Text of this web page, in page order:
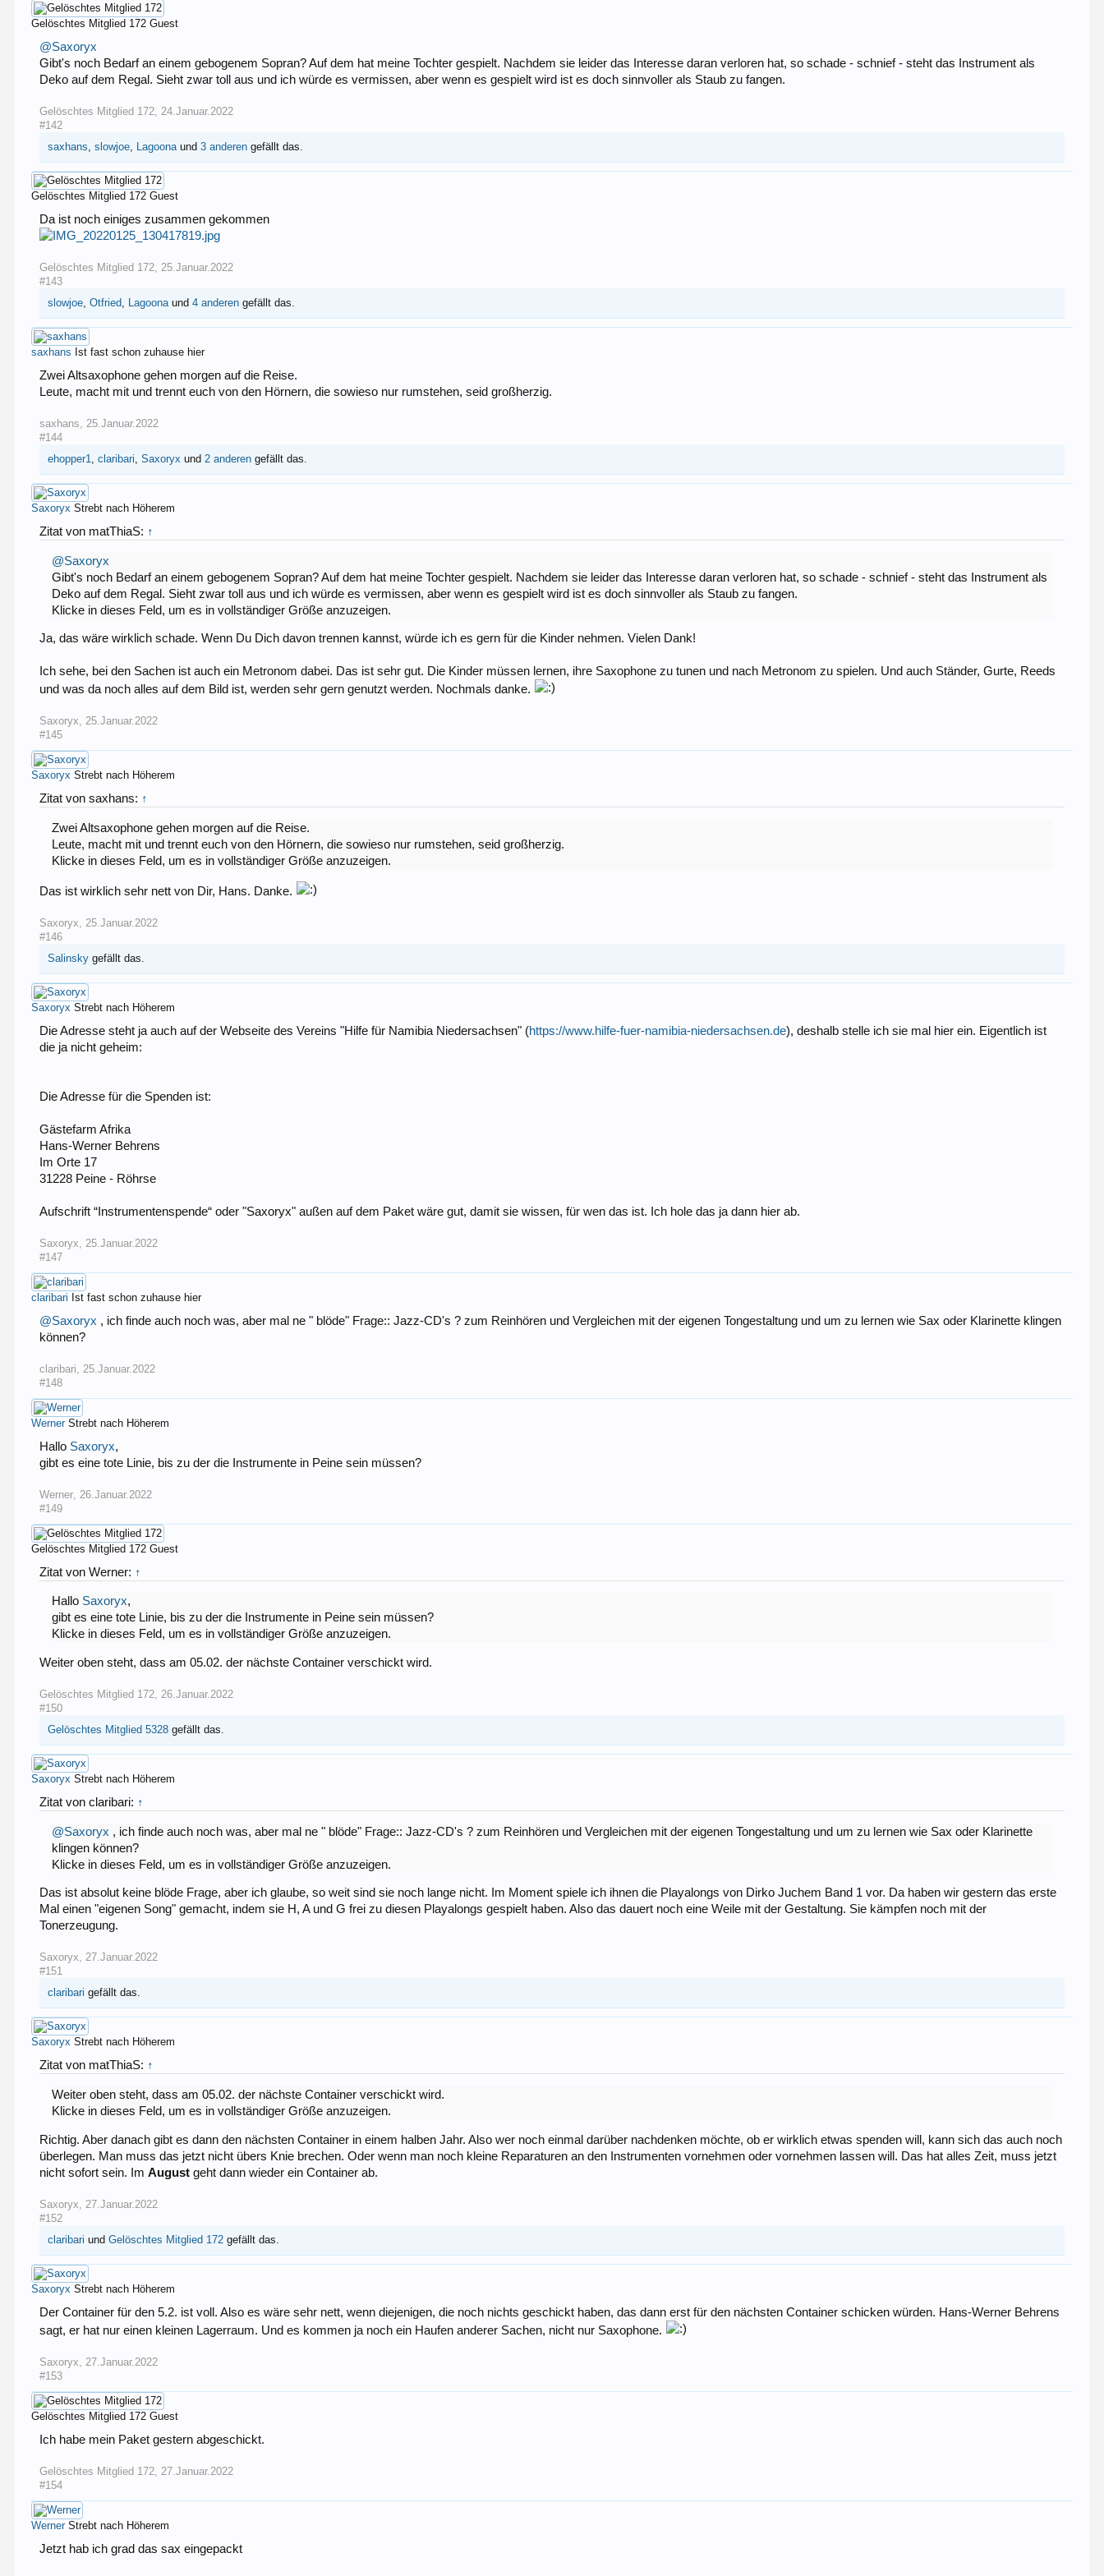
Gelöschtes Mitglied 172 Guest
@Saxoryx
Gibt's noch Bedarf an einem gebogenem Sopran? Auf dem hat meine Tochter gespielt. Nachdem sie leider das Interesse daran verloren hat, so schade - schnief - steht das Instrument als
Deko auf dem Regal. Sieht zwar toll aus und ich würde es vermissen, aber wenn es gespielt wird ist es doch sinnvoller als Staub zu fangen.
Gelöschtes Mitglied 172, 24.Januar.2022
#142
saxhans,slowjoe, Lagoonaund3 anderen gefällt das.
Gelöschtes Mitglied 172 Guest
Da ist noch einiges zusammen gekommen
Gelöschtes Mitglied 172, 25.Januar.2022
#143
slowjoe,Otfried, Lagoonaund4 anderen gefällt das.
saxhans Ist fast schon zuhause hier
Zwei Altsaxophone gehen morgen auf die Reise.
Leute, macht mit und trennt euch von den Hörnern, die sowieso nur rumstehen, seid großherzig.
saxhans, 25.Januar.2022
#144
ehopper1,claribari,Saxoryx und2 anderen gefällt das.
Saxoryx Strebt nach Höherem
Zitat von matThiaS: ↑
@Saxoryx
Gibt's noch Bedarf an einem gebogenem Sopran? Auf dem hat meine Tochter gespielt. Nachdem sie leider das Interesse daran verloren hat, so schade - schnief - steht das Instrument als
Deko auf dem Regal. Sieht zwar toll aus und ich würde es vermissen, aber wenn es gespielt wird ist es doch sinnvoller als Staub zu fangen.
Klicke in dieses Feld, um es in vollständiger Größe anzuzeigen.
Ja, das wäre wirklich schade. Wenn Du Dich davon trennen kannst, würde ich es gern für die Kinder nehmen. Vielen Dank!
Ich sehe, bei den Sachen ist auch ein Metronom dabei. Das ist sehr gut. Die Kinder müssen lernen, ihre Saxophone zu tunen und nach Metronom zu spielen. Und auch Ständer, Gurte, Reeds
und was da noch alles auf dem Bild ist, werden sehr gern genutzt werden. Nochmals danke.
Saxoryx, 25.Januar.2022
#145
Saxoryx Strebt nach Höherem
Zitat von saxhans: ↑
Zwei Altsaxophone gehen morgen auf die Reise.
Leute, macht mit und trennt euch von den Hörnern, die sowieso nur rumstehen, seid großherzig.
Klicke in dieses Feld, um es in vollständiger Größe anzuzeigen.
Das ist wirklich sehr nett von Dir, Hans. Danke.
Saxoryx
25.Januar.2022
#146
Salinsky gefällt das.
Saxoryx Strebt nach Höherem
Die Adresse steht ja auch auf der Webseite des Vereins "Hilfe für Namibia Niedersachsen" (https://www.hilfe-fuer-namibia-niedersachsen.de), deshalb stelle ich sie mal hier ein. Eigentlich ist
die ja nicht geheim:
Die Adresse für die Spenden ist:
Gästefarm Afrika
Hans-Werner Behrens
Im Orte 17
31228 Peine - Röhrse
Aufschrift “Instrumentenspende“ oder "Saxoryx" außen auf dem Paket wäre gut, damit sie wissen, für wen das ist. Ich hole das ja dann hier ab.
Saxoryx
25.Januar.2022
#147
claribari Ist fast schon zuhause hier
@Saxoryx , ich finde auch noch was, aber mal ne " blöde" Frage:: Jazz-CD's ? zum Reinhören und Vergleichen mit der eigenen Tongestaltung und um zu lernen wie Sax oder Klarinette klingen
können?
claribari
25.Januar.2022
#148
Werner Strebt nach Höherem
Hallo Saxoryx,
gibt es eine tote Linie, bis zu der die Instrumente in Peine sein müssen?
Werner 26.Januar.2022
#149
Gelöschtes Mitglied 172 Guest
Zitat von Werner: ↑
Hallo Saxoryx,
gibt es eine tote Linie, bis zu der die Instrumente in Peine sein müssen?
Klicke in dieses Feld, um es in vollständiger Größe anzuzeigen.
Weiter oben steht, dass am 05.02. der nächste Container verschickt wird.
Gelöschtes Mitglied 172 26.Januar.2022
#150
Gelöschtes Mitglied 5328 gefällt das.
Saxoryx Strebt nach Höherem
Zitat von claribari: ↑
@Saxoryx , ich finde auch noch was, aber mal ne " blöde" Frage:: Jazz-CD's ? zum Reinhören und Vergleichen mit der eigenen Tongestaltung und um zu lernen wie Sax oder Klarinette
klingen können?
Klicke in dieses Feld, um es in vollständiger Größe anzuzeigen.
Das ist absolut keine blöde Frage, aber ich glaube, so weit sind sie noch lange nicht. Im Moment spiele ich ihnen die Playalongs von Dirko Juchem Band 1 vor. Da haben wir gestern das erste
Mal einen "eigenen Song" gemacht, indem sie H, A und G frei zu diesen Playalongs gespielt haben. Also das dauert noch eine Weile mit der Gestaltung. Sie kämpfen noch mit der
Tonerzeugung.
Saxoryx, 27.Januar.2022
#151
claribari gefällt das.
Saxoryx Strebt nach Höherem
Zitat von matThiaS: ↑
Weiter oben steht, dass am 05.02. der nächste Container verschickt wird.
Klicke in dieses Feld, um es in vollständiger Größe anzuzeigen.
Richtig. Aber danach gibt es dann den nächsten Container in einem halben Jahr. Also wer noch einmal darüber nachdenken möchte, ob er wirklich etwas spenden will, kann sich das auch noch
überlegen. Man muss das jetzt nicht übers Knie brechen. Oder wenn man noch kleine Reparaturen an den Instrumenten vornehmen oder vornehmen lassen will. Das hat alles Zeit, muss jetzt
nicht sofort sein. ImAugust geht dann wieder ein Container ab.
Saxoryx
27.Januar.2022
#152
claribari undGelöschtes Mitglied 172 gefällt das.
Saxoryx Strebt nach Höherem
Der Container für den 5.2. ist voll. Also es wäre sehr nett, wenn diejenigen, die noch nichts geschickt haben, das dann erst für den nächsten Container schicken würden. Hans-Werner Behrens
sagt, er hat nur einen kleinen Lagerraum. Und es kommen ja noch ein Haufen anderer Sachen, nicht nur Saxophone.
Saxoryx
27.Januar.2022
#153
Gelöschtes Mitglied 172 Guest
Ich habe mein Paket gestern abgeschickt.
Gelöschtes Mitglied 172 27.Januar.2022
#154
Werner Strebt nach Höherem
Jetzt hab ich grad das sax eingepackt